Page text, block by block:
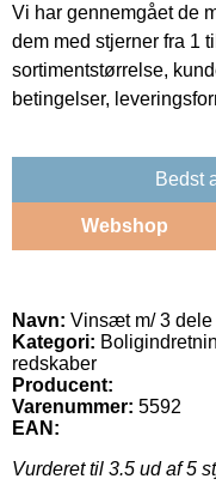
Vi har gennemgået de
dem med stjerner fra 1
sortimentstørrelse,
betingelser,
Bedst
Webshop
Navn: Vinsæt m/ 3 dele
Kategori:
redskaber
Producent:
Varenummer: 5592
EAN:
Vurderet til 3.5 ud af 5